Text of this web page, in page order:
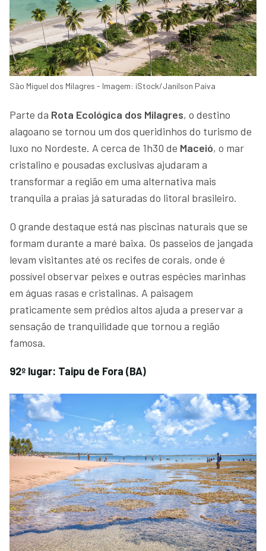
São Miguel dos Milagres - Imagem: iStock/Janilson Paiva
Parte da Rota Ecológica dos Milagres, o destino
alagoano se tornou um dos queridinhos do turismo de
luxo no Nordeste. A cerca de 1h30 de Maceió, o mar
cristalino e pousadas exclusivas ajudaram a
transformar a região em uma alternativa mais
tranquila a praias já saturadas do litoral brasileiro.
O grande destaque está nas piscinas naturais que se
formam durante a maré baixa. Os passeios de jangada
levam visitantes até os recifes de corais, onde é
possível observar peixes e outras espécies marinhas
em águas rasas e cristalinas. A paisagem
praticamente sem prédios altos ajuda a preservar a
sensação de tranquilidade que tornou a região
famosa.
92º lugar: Taipu de Fora (BA)